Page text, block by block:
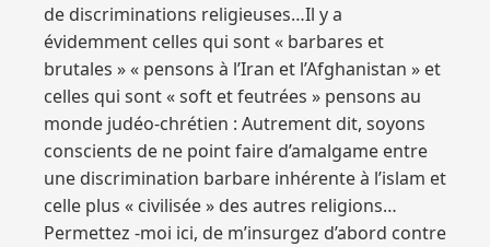
de discriminations religieuses…Il y a
évidemment celles qui sont « barbares et
brutales » « pensons à l’Iran et l’Afghanistan » et
celles qui sont « soft et feutrées » pensons au
monde judéo-chrétien : Autrement dit, soyons
conscients de ne point faire d’amalgame entre
une discrimination barbare inhérente à l’islam et
celle plus « civilisée » des autres religions…
Permettez -moi ici, de m’insurgez d’abord contre